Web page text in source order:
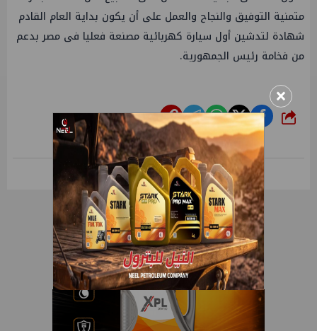
متمنية التوفيق والنجاح والعمل على أن يكون بداية العام القادم
شهادة لتدشين أول سيارة كهربائية مصنعة فعليا فى مصر بدعم
من فخامة رئيس الجمهورية.
شارك
×